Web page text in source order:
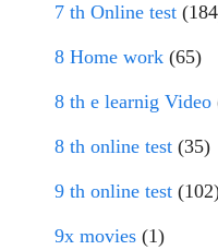
7 th Online test
8 Home work (65)
8 th e learnig Video
8 th online test (35)
9 th online test
9x movies (1)